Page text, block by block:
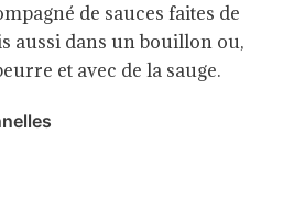
de sauces faites de
aussi dans un bouillon ou,
et avec de la sauge.